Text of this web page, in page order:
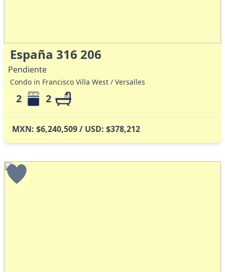
España 316 206
Pendiente
Condo in Francisco Villa West / Versalles
2 2
MXN: $6,240,509 / USD: $378,212